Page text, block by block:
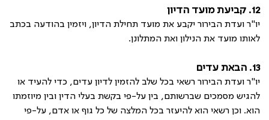
12. קביעת מועד הדיון
יו"ר ועדת הבירור יקבע את מועד תחילת הדיון, ויזמין בהודעה בכתב
לאותו מועד את הנילון ואת המתלונן.
13. הבאת עדים
יו"ר ועדת הבירור רשאי בכל שלב להזמין לדיון עדים, כדי להעיד או
להגיש מסמכים שברשותם, בין על-פי בקשת בעלי הדין ובין מיוזמתו
הוא. וכן רשאי הוא להיעזר בכל המלצה של כל גוף או אדם, על-פי